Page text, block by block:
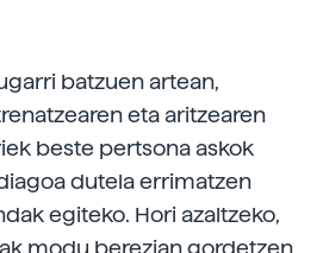
batzuen artean,
eta aritzearen
beste pertsona askok
dutela errimatzen
egiteko. Hori azaltzeko,
modu berezian gordetzen